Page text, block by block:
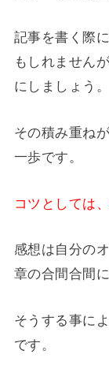
記事を書く際
もしれません
にしましょう。
その積み重ね
一歩です。
コツとしては
感想は自分の
章の合間合間
そうする事に
です。